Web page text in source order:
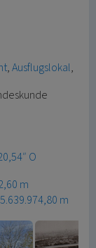
Ausflugslokal
O
m
m